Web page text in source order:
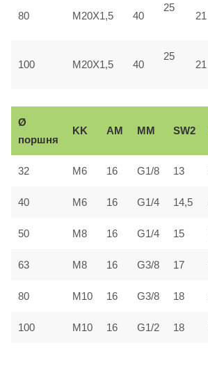
80 M20X1,5 40
25
21
100 M20X1,5 40
25
21
Ø
поршня
KK AM ММ SW2
32 М6 16 G1/8 13
40 М6 16 G1/4 14,5
50 М8 16 G1/4 15
63 М8 16 G3/8 17
80 М10 16 G3/8 18
100 М10 16 G1/2 18